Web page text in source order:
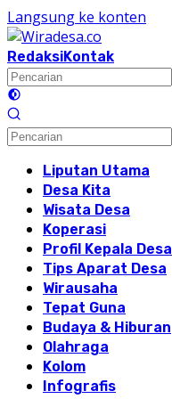
Langsung ke konten
RedaksiKontak
Liputan Utama
Desa Kita
Wisata Desa
Koperasi
Profil Kepala Desa
Tips Aparat Desa
Wirausaha
Tepat Guna
Budaya & Hiburan
Olahraga
Kolom
Infografis